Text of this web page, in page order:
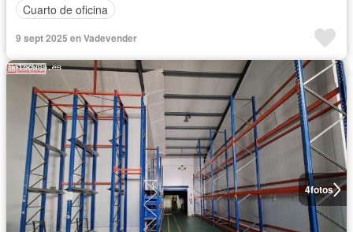
Cuarto de oficina
9 sept 2025 en Vadevender
4fotos